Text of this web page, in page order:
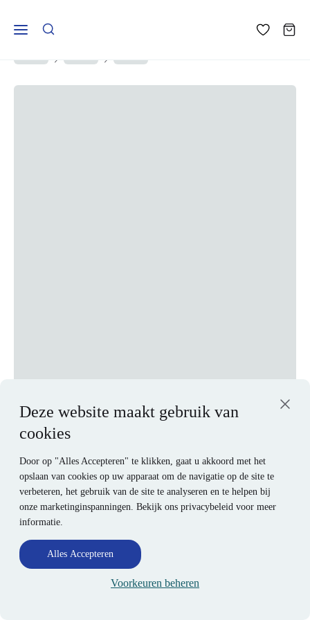
Deze website maakt gebruik van
cookies
Door op "Alles Accepteren" te klikken, gaat u akkoord met het
opslaan van cookies op uw apparaat om de navigatie op de site te
verbeteren, het gebruik van de site te analyseren en te helpen bij
onze marketinginspanningen. Bekijk ons privacybeleid voor meer
informatie.
Alles Accepteren
Voorkeuren beheren